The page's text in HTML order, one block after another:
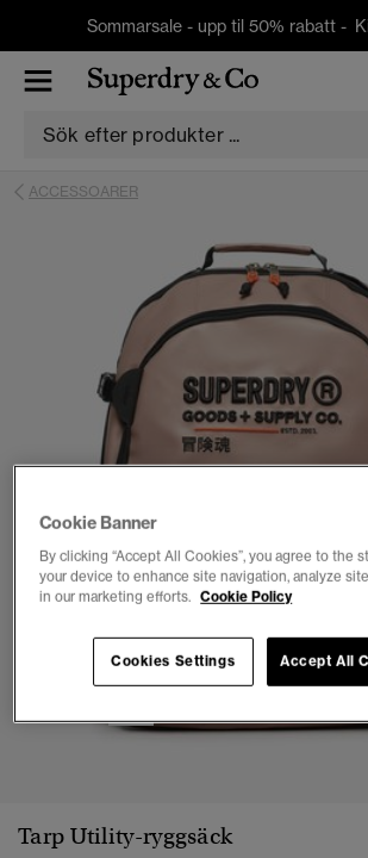
Sommarsale - upp til 50% rabatt -
ACCESSOARER
1 2 3 4 5 6
Tarp Utility-ryggsäck
Cookie Banner
By clicking “Accept All Cookies”, you agree to the
your device to enhance site navigation, analyze
in our marketing efforts. Cookie Policy
Accept All
Cookies Settings